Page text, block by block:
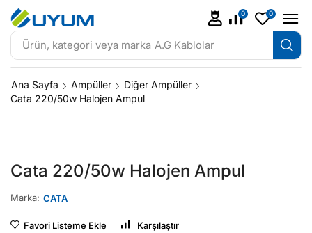
Ürün, kategori veya marka A.G Kablolar
0 0
Ana Sayfa Ampüller
Diğer Ampüller
Cata 220/50w Halojen Ampul
Cata 220/50w Halojen Ampul
Marka: CATA
Favori Listeme Ekle Karşılaştır